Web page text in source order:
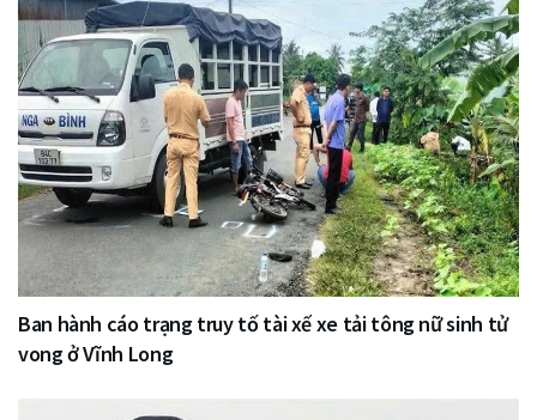
Ban hành cáo trạng truy tố tài xế xe tải tông nữ sinh tử
vong ở Vĩnh Long